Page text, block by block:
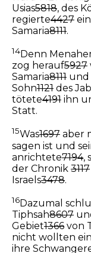
Usias5818, des
regierte4427
Samaria8111.
14Denn
zog herauf5927
Samaria8111 und
Sohn1121 des
tötete4191 ihn
Statt.
15Was1697 aber
sagen ist und
anrichtete7194,
der Chronik 3117
Israels3478.
16Dazumal
Tiphsah8607
Gebiet1366 von
nicht wollten
ihre